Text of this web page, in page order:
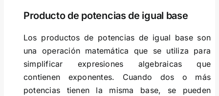
Producto de potencias de igual base
Los productos de potencias de igual base son
una operación matemática que se utiliza para
simplificar expresiones algebraicas que
contienen exponentes. Cuando dos o más
potencias tienen la misma base, se pueden